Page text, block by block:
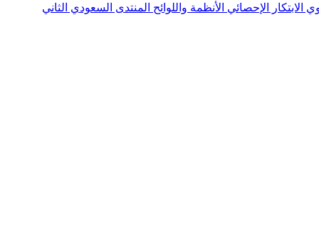
الابتكار الإحصائي الأنظمة واللوائح المنتدى السعودي الثاني